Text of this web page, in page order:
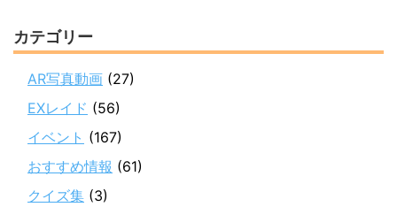
カテゴリー
AR写真動画 (27)
EXレイド (56)
イベント (167)
おすすめ情報 (61)
クイズ集 (3)